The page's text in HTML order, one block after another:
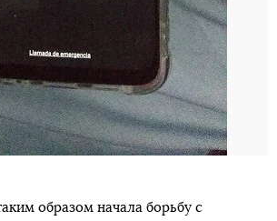
образом начала борьбу с